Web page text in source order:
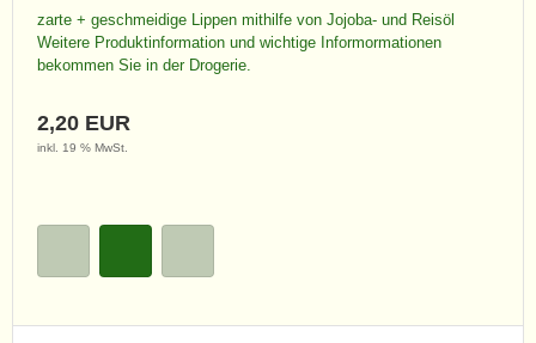
zarte + geschmeidige Lippen mithilfe von Jojoba- und Reisöl
Weitere Produktinformation und wichtige Informormationen
bekommen Sie in der Drogerie.
2,20 EUR
inkl. 19 % MwSt.